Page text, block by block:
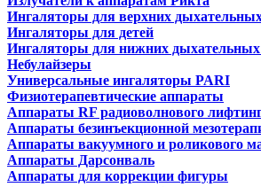
Ингаляторы для верхних
Ингаляторы для детей
Ингаляторы для нижних дыхательных
Небулайзеры
Универсальные ингаляторы PARI
Физиотерапевтические аппараты
Аппараты RF радиоволнового
Аппараты безинъекционной
Аппараты вакуумного и роликового
Аппараты Дарсонваль
Аппараты для коррекции фигуры